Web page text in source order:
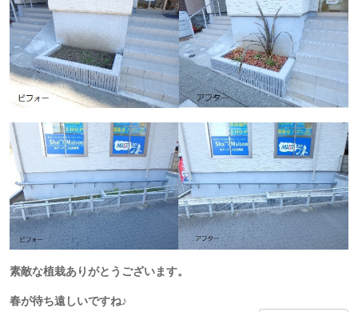
素敵な植栽ありがとうございます。
春が待ち遠しいですね♪